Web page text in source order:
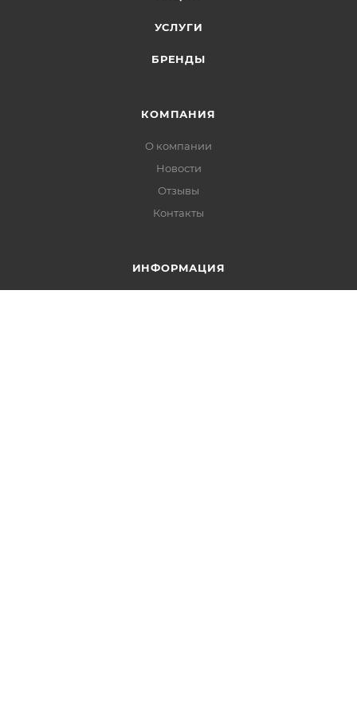
не должна превышать 100 000 р.
УСЛУГИ
БРЕНДЫ
КОМПАНИЯ
О компании
Новости
Отзывы
Контакты
ИНФОРМАЦИЯ